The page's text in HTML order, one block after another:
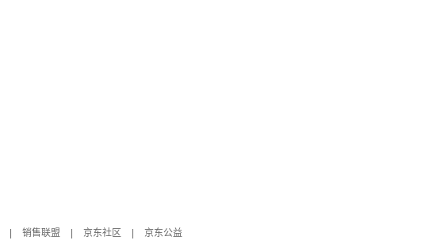
销售联盟 京东社区
京东公益